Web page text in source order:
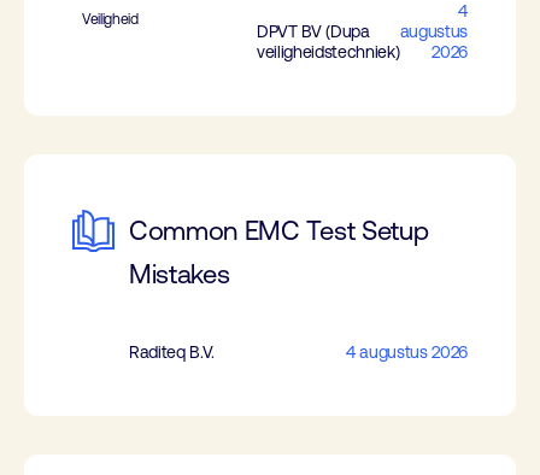
Veiligheid
DPVT BV (Dupa
veiligheidstechniek)
4
augustus
2026
Common EMC Test Setup
Mistakes
Raditeq B.V. 4 augustus 2026